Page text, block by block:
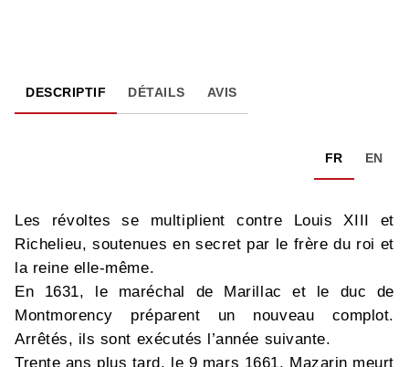
DESCRIPTIF DÉTAILS AVIS
FR EN
Les révoltes se multiplient contre Louis XIII et
Richelieu, soutenues en secret par le frère du roi et
la reine elle-même.
En 1631, le maréchal de Marillac et le duc de
Montmorency préparent un nouveau complot.
Arrêtés, ils sont exécutés l’année suivante.
Trente ans plus tard, le 9 mars 1661, Mazarin meurt